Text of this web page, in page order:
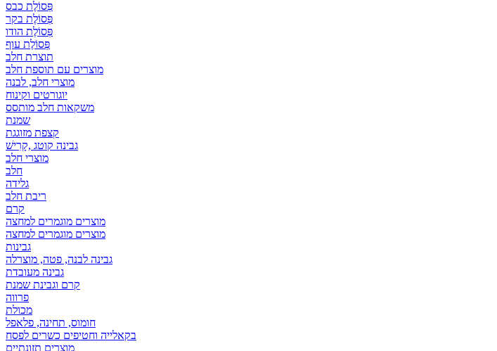
פְּסוֹלֶת כבס
פְּסוֹלֶת בקר
פְּסוֹלֶת הודו
פְּסוֹלֶת עוף
תוצרת חלב
מוצרים עם תוספת חלב
מוצרי חלב, לבנה
יוגורטים וקינוח
משקאות חלב מותסס
שמנת
קצפת מזוגגת
גבינה קוטג ,קָרִישׁ
מוצרי חלב
חלב
גלידה
ריבת חלב
קרם
מוצרים מוגמרים למחצה
מוצרים מוגמרים למחצה
גבינות
גבינה לבנה, פטה, מוצרלה
גבינה מעובדת
קרם וגבינת שמנת
פרווה
מכולת
חומוס, תחינה, פלאפל
בקאלייה וחטיפים כשרים לפסח
מוצרים תזונתיים